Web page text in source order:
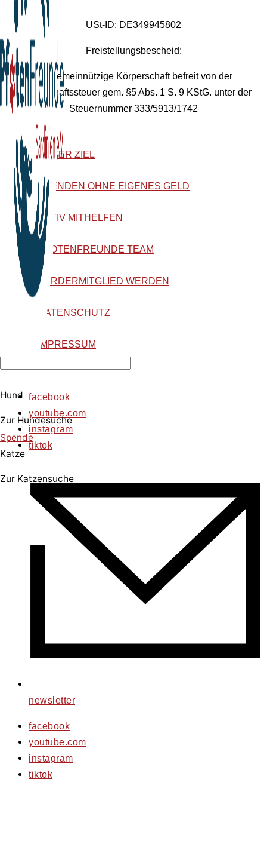
Hund
Zur Hundesuche
Spende
Katze
Zur Katzensuche
USt-ID: DE349945802
Freistellungsbescheid:
Als gemeinnützige Körperschaft befreit von der
Körperschaftssteuer gem. §5 Abs. 1 S. 9 KStG. unter der
Steuernummer 333/5913/1742
UNSER ZIEL
SPENDEN OHNE EIGENES GELD
AKTIV MITHELFEN
PFOTENFREUNDE TEAM
FÖRDERMITGLIED WERDEN
DATENSCHUTZ
IMPRESSUM
facebook
youtube.com
instagram
tiktok
newsletter
facebook
youtube.com
instagram
tiktok